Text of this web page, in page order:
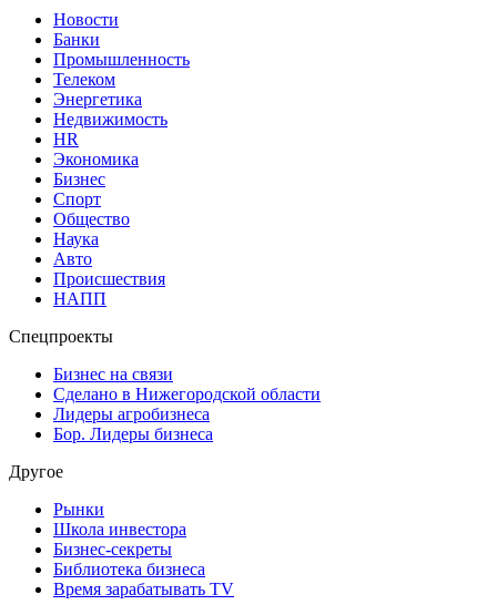
Новости
Банки
Промышленность
Телеком
Энергетика
Недвижимость
HR
Экономика
Бизнес
Спорт
Общество
Наука
Авто
Происшествия
НАПП
Спецпроекты
Бизнес на связи
Сделано в Нижегородской области
Лидеры агробизнеса
Бор. Лидеры бизнеса
Другое
Рынки
Школа инвестора
Бизнес-секреты
Библиотека бизнеса
Время зарабатывать TV